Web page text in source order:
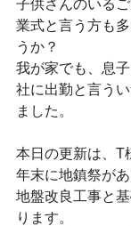
子供さんのいる
業式と言う方も
うか？
我が家でも、息
社に出勤と言う
ました。
本日の更新は、T
年末に地鎮祭が
地盤改良工事と
ります。